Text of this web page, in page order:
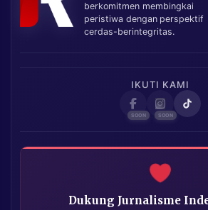
berkomitmen membingkai
peristiwa dengan perspektif
cerdas-berintegritas.
IKUTI KAMI
Dukung Jurnalisme